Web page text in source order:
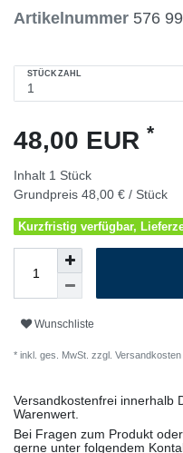
Artikelnummer 576
STÜCKZAHL
48,00 EUR *
Inhalt 1 Stück
Grundpreis 48,00 € / Stück
Kurzfristig verfügbar,
Wunschliste
* inkl. ges. MwSt. zzgl. Versandkosten
Versandkostenfrei innerhalb
Warenwert.
Bei Fragen zum Produkt
gerne unter folgendem